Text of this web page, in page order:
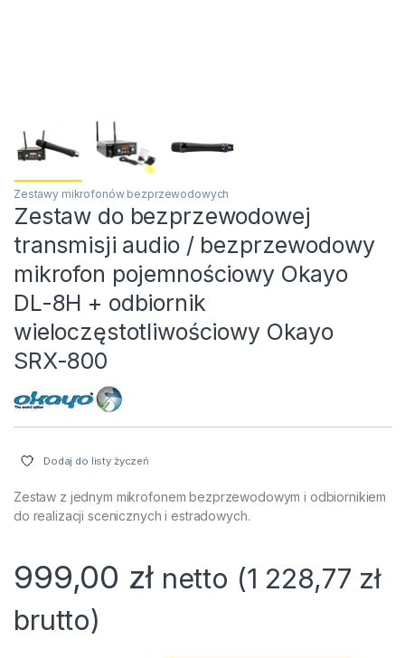
Zestawy mikrofonów bezprzewodowych
Zestaw do bezprzewodowej
transmisji audio / bezprzewodowy
mikrofon pojemnościowy Okayo
DL-8H + odbiornik
wieloczęstotliwościowy Okayo
SRX-800
Dodaj do listy życzeń
Zestaw z jednym mikrofonem bezprzewodowym i odbiornikiem
do realizacji scenicznych i estradowych.
999,00 zł netto (1 228,77 zł
brutto)